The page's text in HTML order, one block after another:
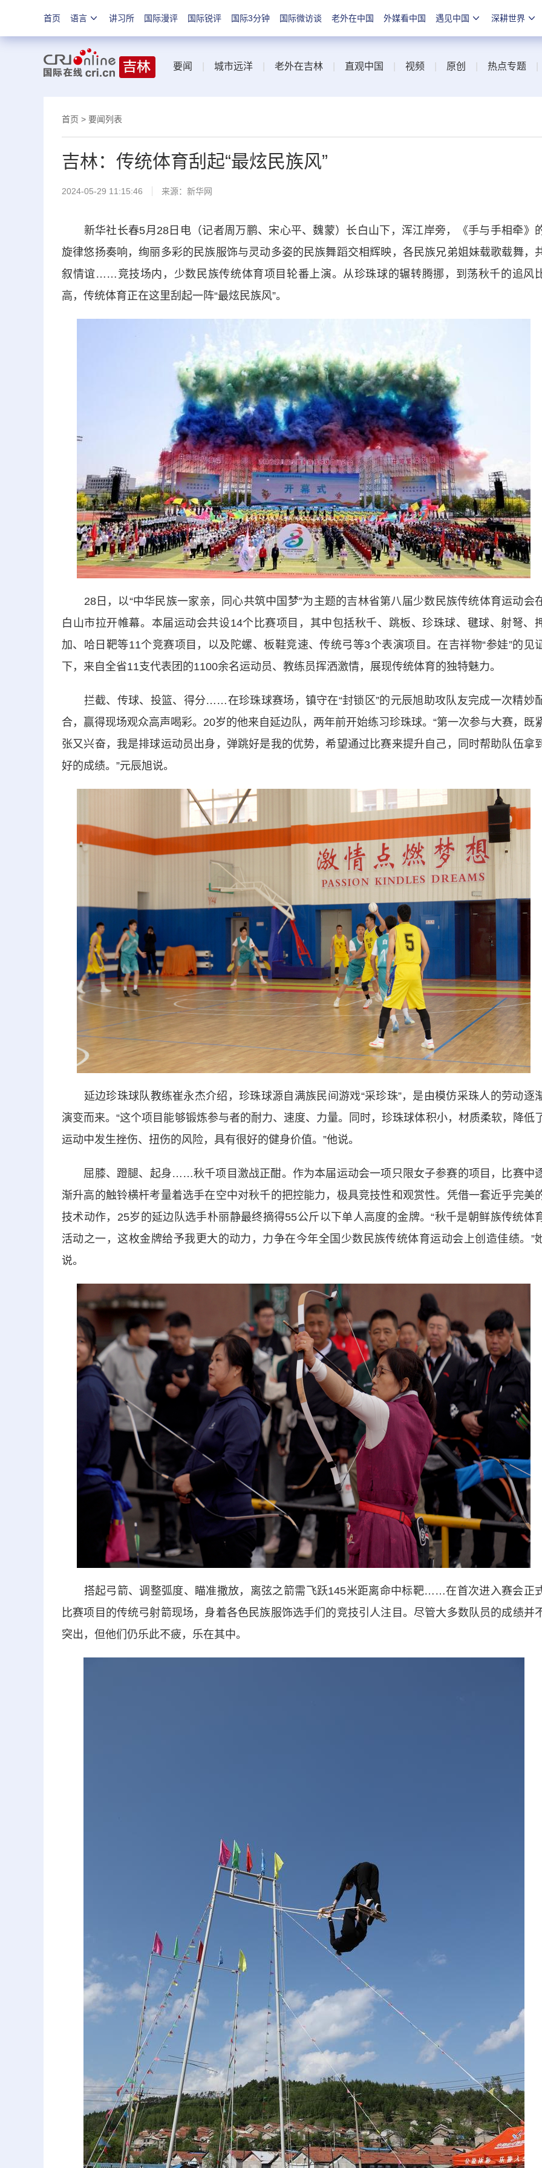
首页 语言 讲习所 国际漫评 国际锐评 国际3分钟 国际微访谈 老外在中国 外媒看中国 遇见中国 深耕世界
要闻 城市远洋 老外在吉林 直观中国 视频 原创 热点专题
首页 > 要闻列表
吉林：传统体育刮起“最炫民族风”
2024-05-29 11:15:46 来源： 新华网
新华社长春5月28日电（记者周万鹏、宋心平、魏蒙）长白山下，浑江岸旁，《手与手相牵》
旋律悠扬奏响，绚丽多彩的民族服饰与灵动多姿的民族舞蹈交相辉映，各民族兄弟姐妹载歌载舞，
叙情谊……竞技场内，少数民族传统体育项目轮番上演。从珍珠球的辗转腾挪，到荡秋千的追风
高，传统体育正在这里刮起一阵“最炫民族风”。
28日，以“中华民族一家亲，同心共筑中国梦”为主题的吉林省第八届少数民族传统体育运动会
白山市拉开帷幕。本届运动会共设14个比赛项目，其中包括秋千、跳板、珍珠球、毽球、射弩、
加、哈日靶等11个竞赛项目，以及陀螺、板鞋竞速、传统弓等3个表演项目。在吉祥物“参娃”的见
下，来自全省11支代表团的1100余名运动员、教练员挥洒激情，展现传统体育的独特魅力。
拦截、传球、投篮、得分……在珍珠球赛场，镇守在“封锁区”的元辰旭助攻队友完成一次精妙
合，赢得现场观众高声喝彩。20岁的他来自延边队，两年前开始练习珍珠球。“第一次参与大赛，既
张又兴奋，我是排球运动员出身，弹跳好是我的优势，希望通过比赛来提升自己，同时帮助队伍拿
好的成绩。”元辰旭说。
延边珍珠球队教练崔永杰介绍，珍珠球源自满族民间游戏“采珍珠”，是由模仿采珠人的劳动逐
演变而来。“这个项目能够锻炼参与者的耐力、速度、力量。同时，珍珠球体积小，材质柔软，降低
运动中发生挫伤、扭伤的风险，具有很好的健身价值。”他说。
屈膝、蹬腿、起身……秋千项目激战正酣。作为本届运动会一项只限女子参赛的项目，比赛中
渐升高的触铃横杆考量着选手在空中对秋千的把控能力，极具竞技性和观赏性。凭借一套近乎完美
技术动作，25岁的延边队选手朴丽静最终摘得55公斤以下单人高度的金牌。“秋千是朝鲜族传统体
活动之一，这枚金牌给予我更大的动力，力争在今年全国少数民族传统体育运动会上创造佳绩。”
说。
搭起弓箭、调整弧度、瞄准撒放，离弦之箭需飞跃145米距离命中标靶……在首次进入赛会正
比赛项目的传统弓射箭现场，身着各色民族服饰选手们的竞技引人注目。尽管大多数队员的成绩并
突出，但他们仍乐此不疲，乐在其中。